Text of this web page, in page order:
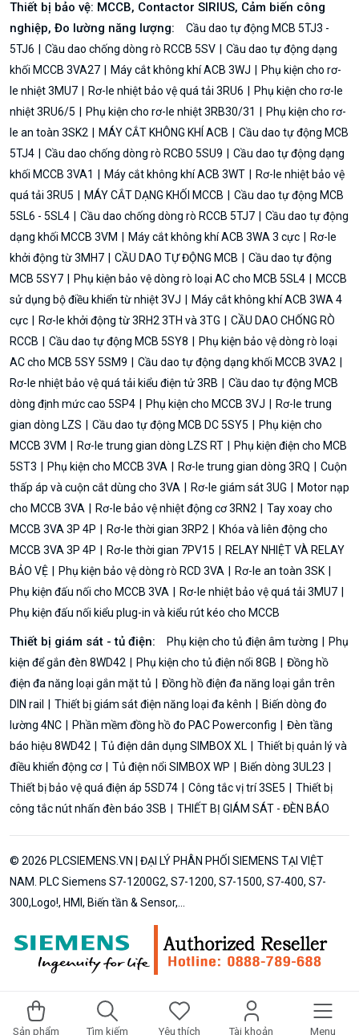
Sản phẩm Tìm kiếm Yêu thích Tài khoản Menu
Thiết bị bảo vệ: MCCB, Contactor SIRIUS, Cảm biến công
nghiệp, Đo lường năng lượng:
Cầu dao tự động MCB 5TJ3 -
5TJ6
Cầu dao chống dòng rò RCCB 5SV
Cầu dao tự động dạng
khối MCCB 3VA27
Máy cắt không khí ACB 3WJ
Phụ kiện cho rơ-
le nhiệt 3MU7
Rơ-le nhiệt bảo vệ quá tải 3RU6
Phụ kiện cho rơ-le
nhiệt 3RU6/5
Phụ kiện cho rơ-le nhiệt 3RB30/31
Phụ kiện cho rơ-
le an toàn 3SK2
MÁY CẮT KHÔNG KHÍ ACB
Cầu dao tự động MCB
5TJ4
Cầu dao chống dòng rò RCBO 5SU9
Cầu dao tự động dạng
khối MCCB 3VA1
Máy cắt không khí ACB 3WT
Rơ-le nhiệt bảo vệ
quá tải 3RU5
MÁY CẮT DẠNG KHỐI MCCB
Cầu dao tự động MCB
5SL6 - 5SL4
Cầu dao chống dòng rò RCCB 5TJ7
Cầu dao tự động
dạng khối MCCB 3VM
Máy cắt không khí ACB 3WA 3 cực
Rơ-le
khởi động từ 3MH7
CẦU DAO TỰ ĐỘNG MCB
Cầu dao tự động
MCB 5SY7
Phụ kiện bảo vệ dòng rò loại AC cho MCB 5SL4
MCCB
sử dụng bộ điều khiển từ nhiệt 3VJ
Máy cắt không khí ACB 3WA 4
cực
Rơ-le khởi động từ 3RH2 3TH và 3TG
CẦU DAO CHỐNG RÒ
RCCB
Cầu dao tự động MCB 5SY8
Phụ kiện bảo vệ dòng rò loại
AC cho MCB 5SY 5SM9
Cầu dao tự động dạng khối MCCB 3VA2
Rơ-le nhiệt bảo vệ quá tải kiểu điện tử 3RB
Cầu dao tự động MCB
dòng định mức cao 5SP4
Phụ kiện cho MCCB 3VJ
Rơ-le trung
gian dòng LZS
Cầu dao tự động MCB DC 5SY5
Phụ kiện cho
MCCB 3VM
Rơ-le trung gian dòng LZS RT
Phụ kiện điện cho MCB
5ST3
Phụ kiện cho MCCB 3VA Rơ-le trung gian dòng 3RQ
Cuộn
thấp áp và cuộn cắt dùng cho 3VA
Rơ-le giám sát 3UG
Motor nạp
cho MCCB 3VA
Rơ-le bảo vệ nhiệt động cơ 3RN2
Tay xoay cho
MCCB 3VA 3P 4P
Rơ-le thời gian 3RP2
Khóa và liên động cho
MCCB 3VA 3P 4P
Rơ-le thời gian 7PV15
RELAY NHIỆT VÀ RELAY
BẢO VỆ
Phụ kiện bảo vệ dòng rò RCD 3VA
Rơ-le an toàn 3SK
Phụ kiện đấu nối cho MCCB 3VA
Rơ-le nhiệt bảo vệ quá tải 3MU7
Phụ kiện đấu nối kiểu plug-in và kiểu rút kéo cho MCCB
Thiết bị giám sát - tủ điện: Phụ kiện cho tủ điện âm tường
Phụ
kiện để gắn đèn 8WD42
Phụ kiện cho tủ điện nổi 8GB
Đồng hồ
điện đa năng loại gắn mặt tủ
Đồng hồ điện đa năng loại gắn trên
DIN rail
Thiết bị giám sát điện năng loại đa kênh
Biến dòng đo
lường 4NC
Phần mềm đồng hồ đo PAC Powerconfig
Đèn tầng
báo hiệu 8WD42
Tủ điện dân dụng SIMBOX XL
Thiết bị quản lý và
điều khiển động cơ
Tủ điện nổi SIMBOX WP
Biến dòng 3UL23
Thiết bị bảo vệ quá điện áp 5SD74
Công tắc vị trí 3SE5
Thiết bị
công tắc nút nhấn đèn báo 3SB
THIẾT BỊ GIÁM SÁT - ĐÈN BÁO
© 2026 PLCSIEMENS.VN | ĐẠI LÝ PHÂN PHỐI SIEMENS TẠI VIỆT
NAM. PLC Siemens S7-1200G2, S7-1200, S7-1500, S7-400, S7-
300,Logo!, HMI, Biến tần & Sensor,...